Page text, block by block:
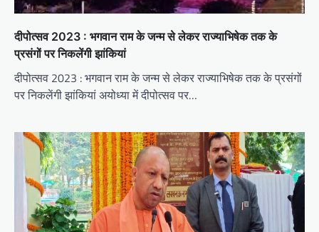
दीपोत्सव 2023 : भगवान राम के जन्म से लेकर राज्याभिषेक तक के
प्रसंगों पर निकलेंगी झांकियां
दीपोत्सव 2023 : भगवान राम के जन्म से लेकर राज्याभिषेक तक के प्रसंगों
पर निकलेंगी झांकियां अयोध्या में दीपोत्सव पर…